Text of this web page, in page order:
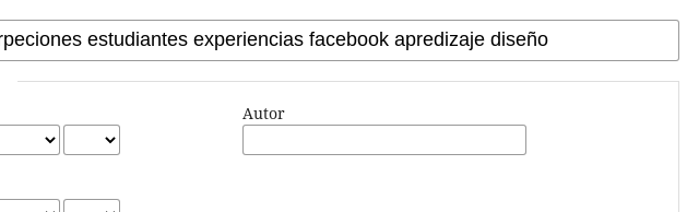
Autor